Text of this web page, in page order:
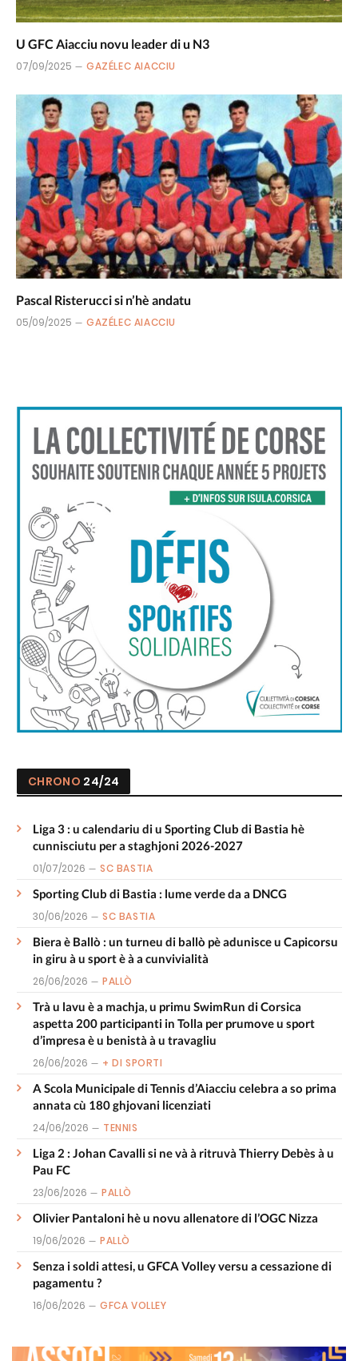
U GFC Aiacciu novu leader di u N3
07/09/2025 GAZÉLEC AIACCIU
Pascal Risterucci si n’hè andatu
05/09/2025 GAZÉLEC AIACCIU
CHRONO 24/24
Liga 3 : u calendariu di u Sporting Club di Bastia hè
cunnisciutu per a staghjoni 2026-2027
01/07/2026 SC BASTIA
Sporting Club di Bastia : lume verde da a DNCG
30/06/2026 SC BASTIA
Biera è Ballò : un turneu di ballò pè adunisce u Capicorsu
in giru à u sport è à a cunvivialità
26/06/2026 PALLÒ
Trà u lavu è a machja, u primu SwimRun di Corsica
aspetta 200 participanti in Tolla per prumove u sport
d’impresa è u benistà à u travagliu
26/06/2026 + DI SPORTI
A Scola Municipale di Tennis d’Aiacciu celebra a so prima
annata cù 180 ghjovani licenziati
24/06/2026 TENNIS
Liga 2 : Johan Cavalli si ne và à ritruvà Thierry Debès à u
Pau FC
23/06/2026 PALLÒ
Olivier Pantaloni hè u novu allenatore di l’OGC Nizza
19/06/2026 PALLÒ
Senza i soldi attesi, u GFCA Volley versu a cessazione di
pagamentu ?
16/06/2026 GFCA VOLLEY